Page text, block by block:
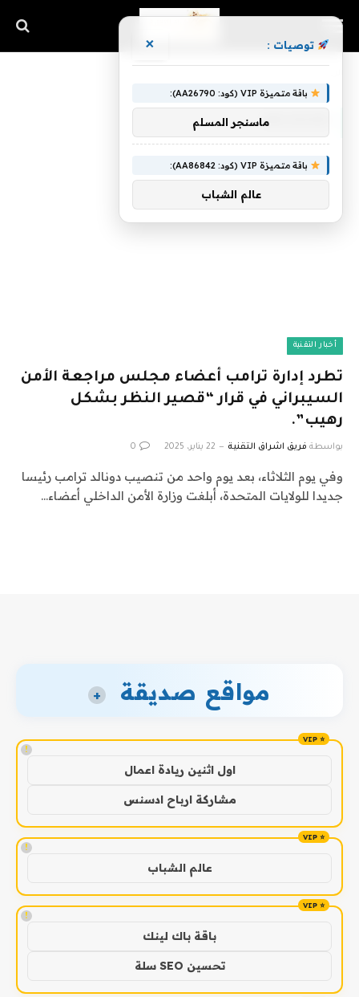
DECISION
أخبار التقنية
تطرد إدارة ترامب أعضاء مجلس مراجعة الأمن
السيبراني في قرار “قصير النظر بشكل
رهيب”.
بواسطة فريق اشراق التقنية 22 يناير، 2025 0
وفي يوم الثلاثاء، بعد يوم واحد من تنصيب دونالد ترامب رئيسا
جديدا للولايات المتحدة، أبلغت وزارة الأمن الداخلي أعضاء…
مواقع صديقة +
!
اول اثنين ريادة اعمال
مشاركة ارباح ادسنس
!
عالم الشباب
!
باقة باك لينك
تحسين SEO سلة
توصيات : ×
باقة متميزة VIP (كود: AA26790):
ماسنجر المسلم
باقة متميزة VIP (كود: AA86842):
عالم الشباب